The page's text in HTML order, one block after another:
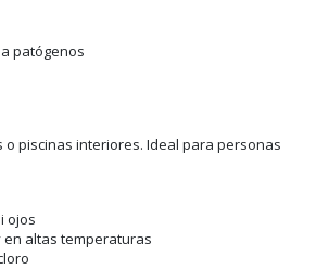
patógenos
o piscinas interiores. Ideal para personas
ojos
en altas temperaturas